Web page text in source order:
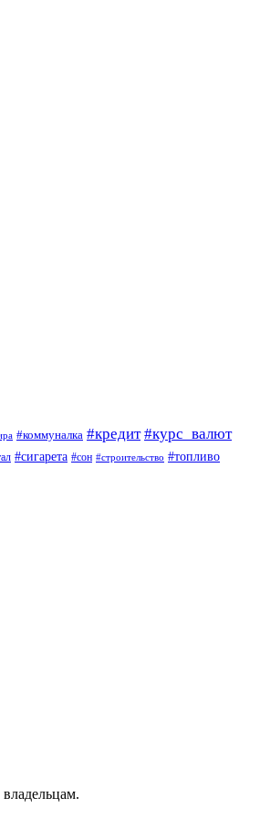
#коммуналка #кредит #курс_валют
#сигарета #сон #строительство #топливо